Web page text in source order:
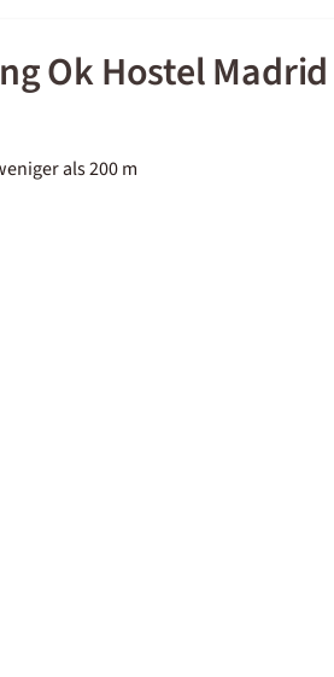
Ok Hostel Madrid
als 200 m